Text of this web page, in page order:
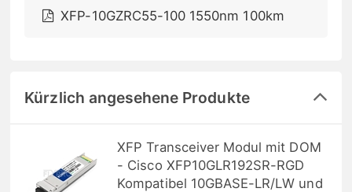
XFP-10GZRC55-100 1550nm 100km
Kürzlich angesehene Produkte
XFP Transceiver Modul mit DOM
- Cisco XFP10GLR192SR-RGD
Kompatibel 10GBASE-LR/LW und